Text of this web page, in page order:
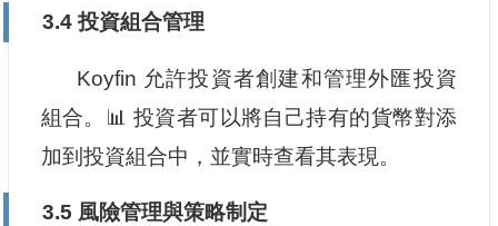
3.4 投資組合管理
Koyfin 允許投資者創建和管理外匯投資
組合。📊 投資者可以將自己持有的貨幣對添
加到投資組合中，並實時查看其表現。
3.5 風險管理與策略制定